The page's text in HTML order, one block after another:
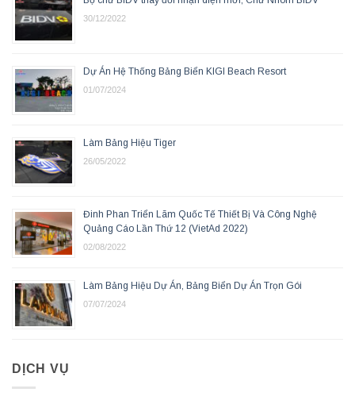
30/12/2022
Dự Án Hệ Thống Bảng Biển KIGI Beach Resort
01/07/2024
Làm Bảng Hiệu Tiger
26/05/2022
Đinh Phan Triển Lãm Quốc Tế Thiết Bị Và Công Nghệ
Quảng Cáo Lần Thứ 12 (VietAd 2022)
02/08/2022
Làm Bảng Hiệu Dự Án, Bảng Biển Dự Án Trọn Gói
07/07/2024
DỊCH VỤ